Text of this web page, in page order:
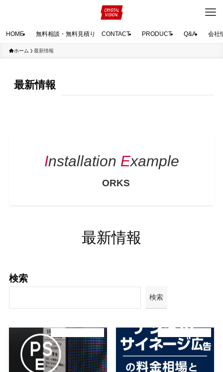
HOME 無料相談・無料見積り CONTACT PRODUCT Q&A 会社
ホーム 最新情報
最新情報
Installation Example
ORKS
最新情報
検索
検索